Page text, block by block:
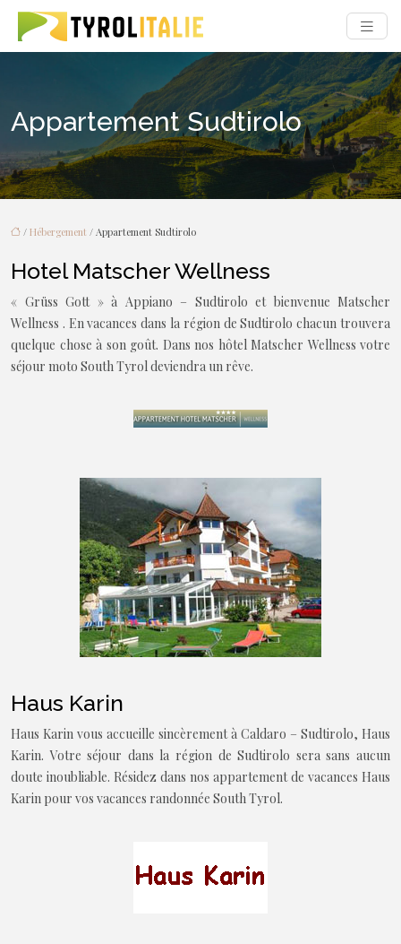
Appartement Sudtirolo
/ Hébergement / Appartement Sudtirolo
Hotel Matscher Wellness
« Grüss Gott » à Appiano – Sudtirolo et bienvenue Matscher
Wellness . En vacances dans la région de Sudtirolo chacun trouvera
quelque chose à son goût. Dans nos hôtel Matscher Wellness votre
séjour moto South Tyrol deviendra un rêve.
Haus Karin
Haus Karin vous accueille sincèrement à Caldaro – Sudtirolo, Haus
Karin. Votre séjour dans la région de Sudtirolo sera sans aucun
doute inoubliable. Résidez dans nos appartement de vacances Haus
Karin pour vos vacances randonnée South Tyrol.